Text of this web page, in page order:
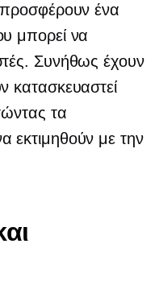
προσφέρουν ένα
μπορεί να
Συνήθως έχουν
κατασκευαστεί
τα
εκτιμηθούν με την